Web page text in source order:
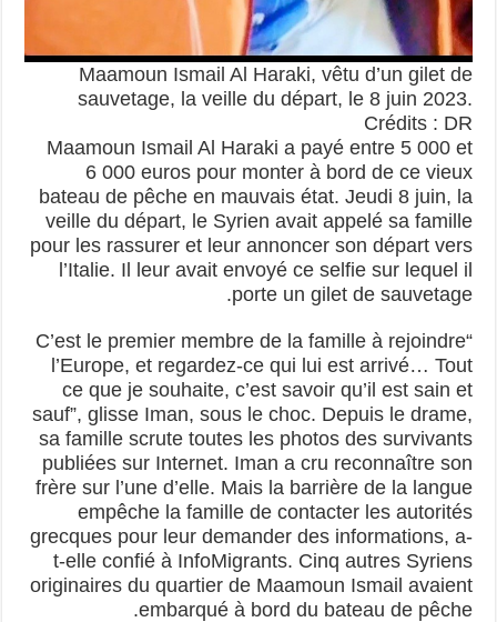
Maamoun Ismail Al Haraki, vêtu d’un gilet de
sauvetage, la veille du départ, le 8 juin 2023.
Crédits : DR
Maamoun Ismail Al Haraki a payé entre 5 000 et
6 000 euros pour monter à bord de ce vieux
bateau de pêche en mauvais état. Jeudi 8 juin, la
veille du départ, le Syrien avait appelé sa famille
pour les rassurer et leur annoncer son départ vers
l’Italie. Il leur avait envoyé ce selfie sur lequel il
porte un gilet de sauvetage.
“C’est le premier membre de la famille à rejoindre
l’Europe, et regardez-ce qui lui est arrivé… Tout
ce que je souhaite, c’est savoir qu’il est sain et
sauf”, glisse Iman, sous le choc. Depuis le drame,
sa famille scrute toutes les photos des survivants
publiées sur Internet. Iman a cru reconnaître son
frère sur l’une d’elle. Mais la barrière de la langue
empêche la famille de contacter les autorités
grecques pour leur demander des informations, a-
t-elle confié à InfoMigrants. Cinq autres Syriens
originaires du quartier de Maamoun Ismail avaient
embarqué à bord du bateau de pêche.